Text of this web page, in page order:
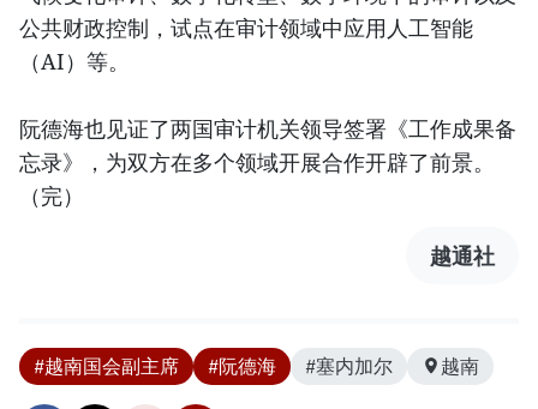
公共财政控制，试点在审计领域中应用人工智能
（AI）等。
阮德海也见证了两国审计机关领导签署《工作成果备
忘录》，为双方在多个领域开展合作开辟了前景。
（完）
越通社
#越南国会副主席 #阮德海 #塞内加尔 越南